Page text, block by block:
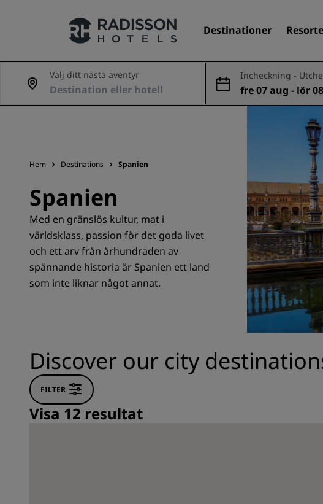
Destinationer
Våra märken
Välj ditt nästa äventyr
Incheckning -
ing
fre 07 aug - lör 08
g
Hem Destinations Spanien
Spanien
Med en gränslös kultur, mat i
världsklass, passion för det goda livet
och ett arv från århundraden av
spännande historia är Spanien ett land
som inte liknar något annat.
Discover our city
FILTER
Visa 12 resultat